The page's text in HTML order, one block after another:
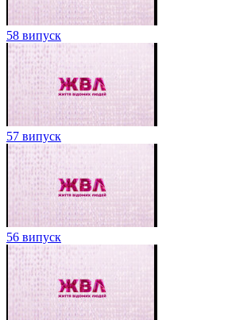
58 випуск
57 випуск
56 випуск